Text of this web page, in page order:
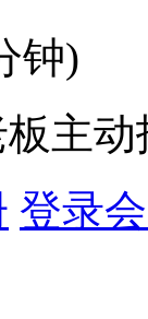
钟)
主动
登录